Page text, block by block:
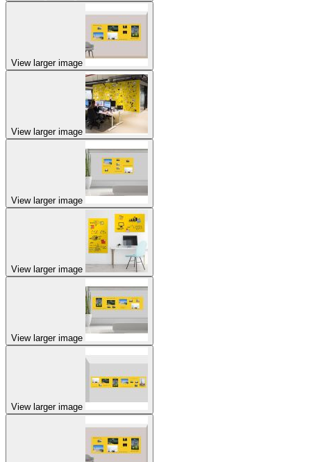
View larger image
View larger image
View larger image
View larger image
View larger image
View larger image